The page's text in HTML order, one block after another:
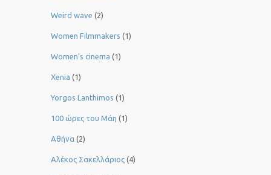
Weird wave (2)
Women Filmmakers (1)
Women’s cinema (1)
Xenia (1)
Yorgos Lanthimos (1)
100 ώρες του Μάη (1)
Αθήνα (2)
Αλέκος Σακελλάριος (4)